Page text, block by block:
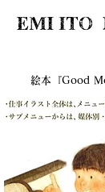
絵本『Good